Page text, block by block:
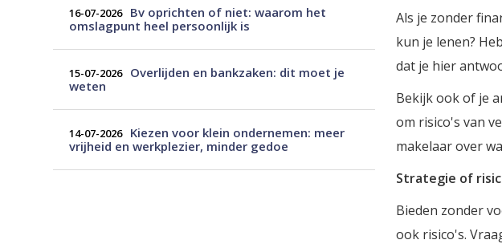
16-07-2026
Bv oprichten of niet: waarom het
omslagpunt heel persoonlijk is
15-07-2026
Overlijden en bankzaken: dit moet je
weten
14-07-2026
Kiezen voor klein ondernemen: meer
vrijheid en werkplezier, minder gedoe
Als je zonder
kun je lenen?
dat je hier
Bekijk ook of je
om risico's van
makelaar over
Strategie of
Bieden zonder
ook risico's.